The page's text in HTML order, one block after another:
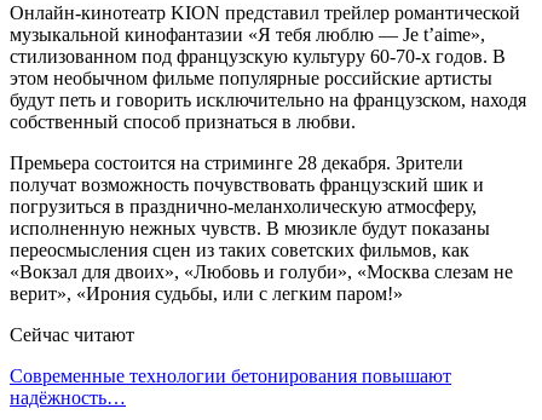
Онлайн-кинотеатр KION представил трейлер романтической
музыкальной кинофантазии «Я тебя люблю — Je t’aime»,
стилизованном под французскую культуру 60-70-х годов. В
этом необычном фильме популярные российские артисты
будут петь и говорить исключительно на французском, находя
собственный способ признаться в любви.
Премьера состоится на стриминге 28 декабря. Зрители
получат возможность почувствовать французский шик и
погрузиться в празднично-меланхолическую атмосферу,
исполненную нежных чувств. В мюзикле будут показаны
переосмысления сцен из таких советских фильмов, как
«Вокзал для двоих», «Любовь и голуби», «Москва слезам не
верит», «Ирония судьбы, или с легким паром!»
Сейчас читают
Современные технологии бетонирования повышают
надёжность…